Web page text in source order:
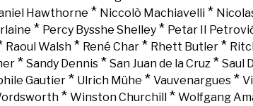
Hawthorne * Niccolò Machiavelli*
* Percy Bysshe Shelley* Petar II
Raoul Walsh* René Char* Rhett Butler*
* Sandy Dennis* San Juan de la Cruz* Saul
Gautier * Ulrich Mühe * Vauvenargues *
* Winston Churchill * Wolfgang